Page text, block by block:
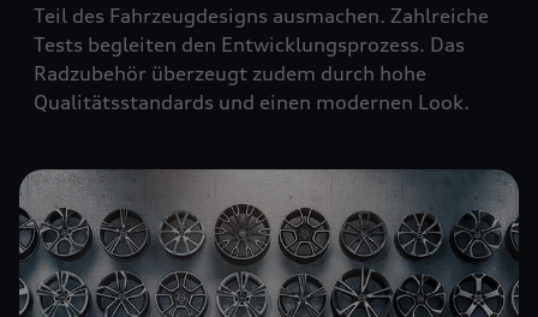
Teil des Fahrzeugdesigns ausmachen. Zahlreiche
Tests begleiten den Entwicklungsprozess. Das
Radzubehör überzeugt zudem durch hohe
Qualitätsstandards und einen modernen Look.